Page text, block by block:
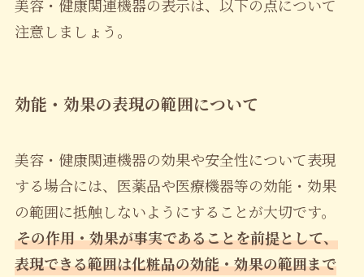
美容・健康関連機器の表示は、以下の点について
注意しましょう。
効能・効果の表現の範囲について
美容・健康関連機器の効果や安全性について表現
する場合には、医薬品や医療機器等の効能・効果
の範囲に抵触しないようにすることが大切です。
その作用・効果が事実であることを前提として、
表現できる範囲は化粧品の効能・効果の範囲まで